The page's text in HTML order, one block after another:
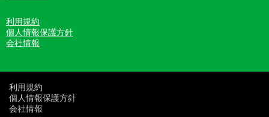
利用規約
個人情報保護方針
会社情報
利用規約
個人情報保護方針
会社情報